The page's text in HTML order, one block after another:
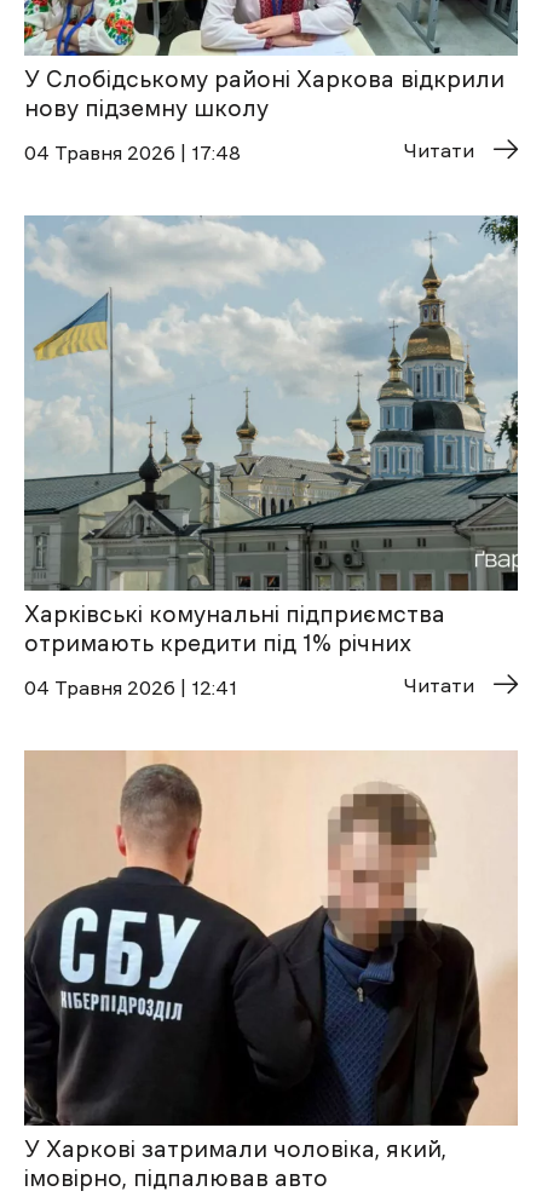
У Слобідському районі Харкова відкрили
нову підземну школу
04 Травня 2026 | 17:48 Читати
Харківські комунальні підприємства
отримають кредити під 1% річних
04 Травня 2026 | 12:41 Читати
У Харкові затримали чоловіка, який,
імовірно, підпалював авто